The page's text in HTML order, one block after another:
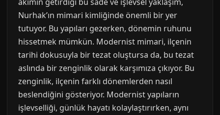
Nurhak’ın mimari kimliğinde önemli bir yer
tutuyor. Bu yapıları gezerken, dönemin ruhunu
hissetmek mümkün. Modernist mimari, ilçenin
tarihi dokusuyla bir tezat oluştursa da, bu tezat
aslında bir zenginlik olarak karşımıza çıkıyor. Bu
zenginlik, ilçenin farklı dönemlerden nasıl
beslendiğini gösteriyor. Modernist yapıların
işlevselliği, günlük hayatı kolaylaştırırken, aynı